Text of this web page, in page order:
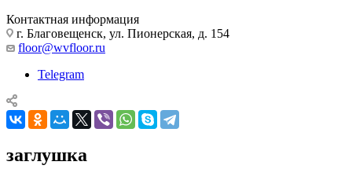
Контактная информация
г. Благовещенск, ул. Пионерская, д. 154
floor@wvfloor.ru
Telegram
заглушка